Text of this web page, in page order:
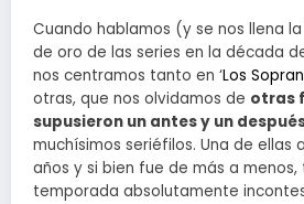
Cuando hablamos (y se nos llena
de oro de las series en la década
nos centramos tanto en ‘Los
otras, que nos olvidamos de otras
supusieron un antes y un
muchísimos seriéfilos. Una de ellas
años y si bien fue de más a
temporada absolutamente